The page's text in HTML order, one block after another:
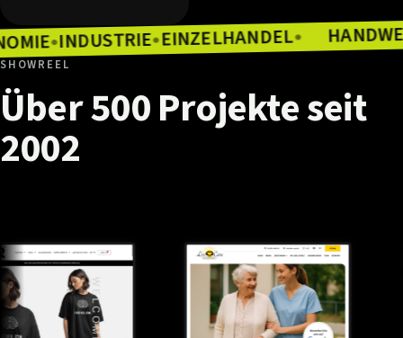
●INDUSTRIE●EINZELHANDEL●
SHOWREEL
Über500Projekteseit
2002